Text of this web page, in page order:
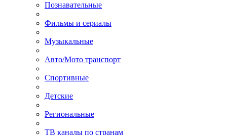
Познавательные
Фильмы и сериалы
Музыкальные
Авто/Мото транспорт
Спортивные
Детские
Региональные
ТВ каналы по странам